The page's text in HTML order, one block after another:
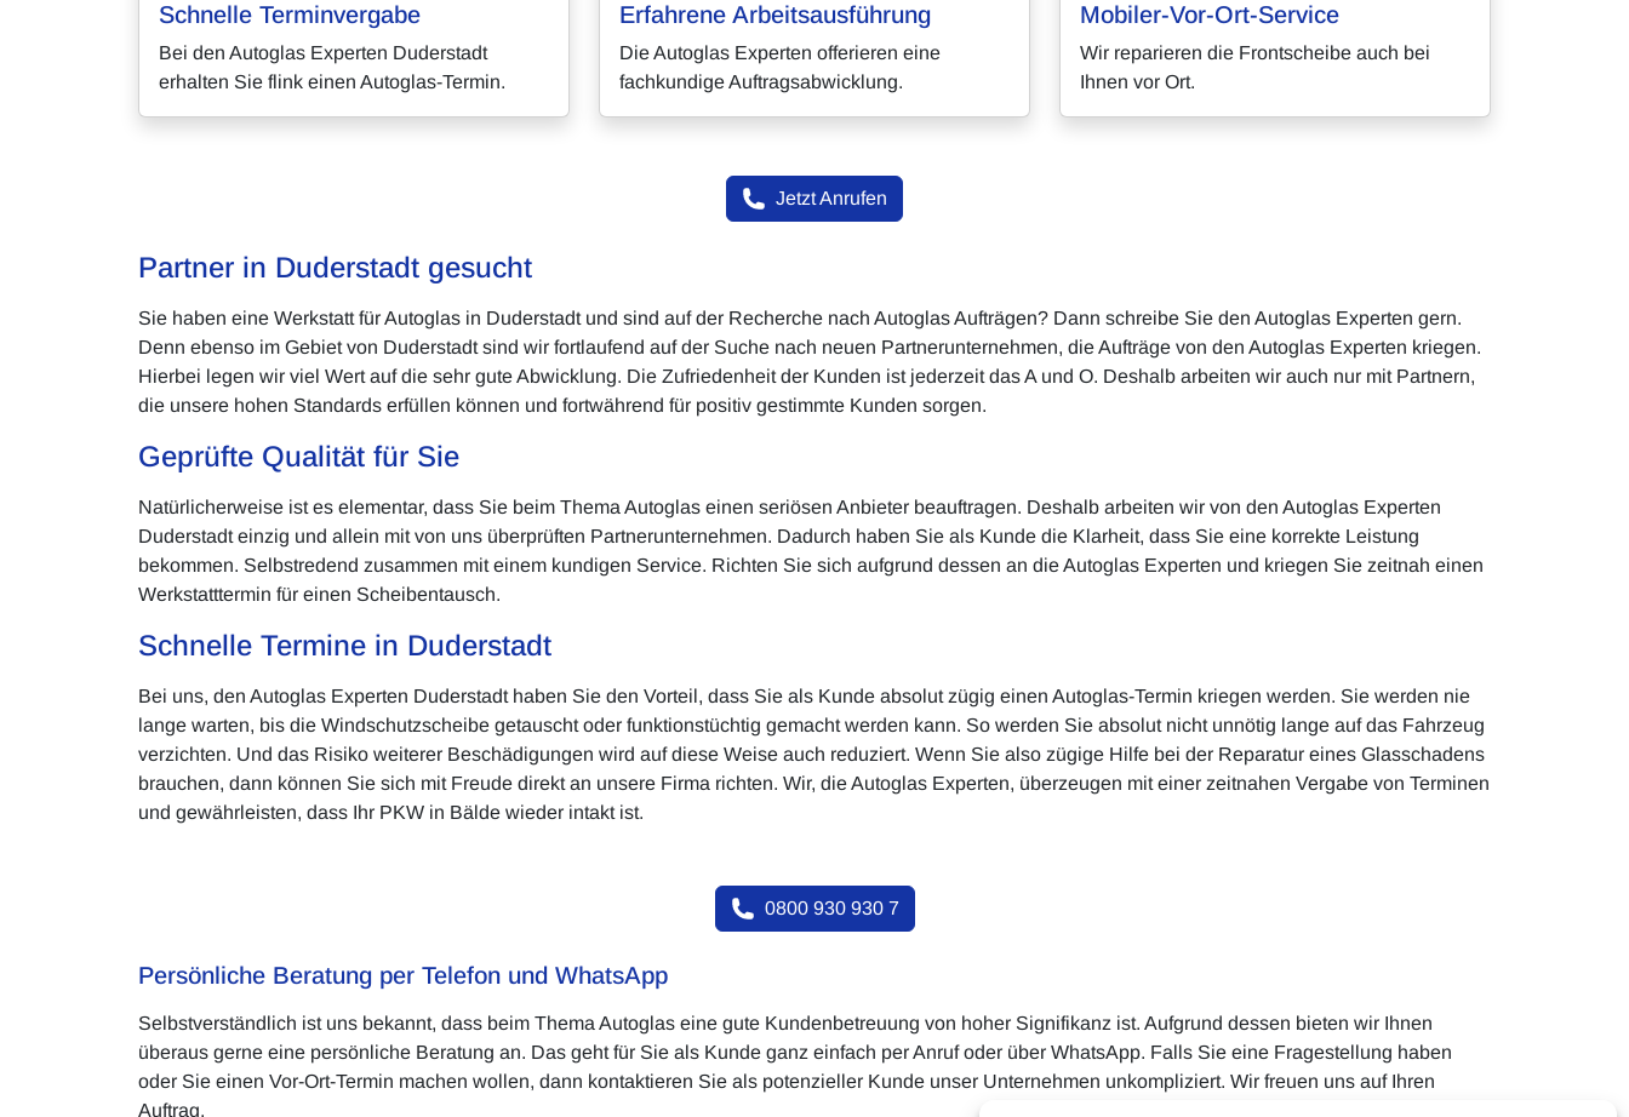
Schnelle Terminvergabe
Bei den Autoglas Experten Duderstadt
erhalten Sie flink einen Autoglas-Termin.
Erfahrene Arbeitsausführung
Die Autoglas Experten offerieren eine
fachkundige Auftragsabwicklung.
Mobiler-Vor-Ort-Service
Wir reparieren die Frontscheibe auch bei
Ihnen vor Ort.
Jetzt Anrufen
Partner in Duderstadt gesucht
Sie haben eine Werkstatt für Autoglas in Duderstadt und sind auf der Recherche nach Autoglas Aufträgen? Dann schreibe Sie den Autoglas Experten gern.
Denn ebenso im Gebiet von Duderstadt sind wir fortlaufend auf der Suche nach neuen Partnerunternehmen, die Aufträge von den Autoglas Experten kriegen.
Hierbei legen wir viel Wert auf die sehr gute Abwicklung. Die Zufriedenheit der Kunden ist jederzeit das A und O. Deshalb arbeiten wir auch nur mit Partnern,
die unsere hohen Standards erfüllen können und fortwährend für positiv gestimmte Kunden sorgen.
Geprüfte Qualität für Sie
Natürlicherweise ist es elementar, dass Sie beim Thema Autoglas einen seriösen Anbieter beauftragen. Deshalb arbeiten wir von den Autoglas Experten
Duderstadt einzig und allein mit von uns überprüften Partnerunternehmen. Dadurch haben Sie als Kunde die Klarheit, dass Sie eine korrekte Leistung
bekommen. Selbstredend zusammen mit einem kundigen Service. Richten Sie sich aufgrund dessen an die Autoglas Experten und kriegen Sie zeitnah einen
Werkstatttermin für einen Scheibentausch.
Schnelle Termine in Duderstadt
Bei uns, den Autoglas Experten Duderstadt haben Sie den Vorteil, dass Sie als Kunde absolut zügig einen Autoglas-Termin kriegen werden. Sie werden nie
lange warten, bis die Windschutzscheibe getauscht oder funktionstüchtig gemacht werden kann. So werden Sie absolut nicht unnötig lange auf das Fahrzeug
verzichten. Und das Risiko weiterer Beschädigungen wird auf diese Weise auch reduziert. Wenn Sie also zügige Hilfe bei der Reparatur eines Glasschadens
brauchen, dann können Sie sich mit Freude direkt an unsere Firma richten. Wir, die Autoglas Experten, überzeugen mit einer zeitnahen Vergabe von Terminen
und gewährleisten, dass Ihr PKW in Bälde wieder intakt ist.
0800 930 930 7
Persönliche Beratung per Telefon und WhatsApp
Selbstverständlich ist uns bekannt, dass beim Thema Autoglas eine gute Kundenbetreuung von hoher Signifikanz ist. Aufgrund dessen bieten wir Ihnen
überaus gerne eine persönliche Beratung an. Das geht für Sie als Kunde ganz einfach per Anruf oder über WhatsApp. Falls Sie eine Fragestellung haben
oder Sie einen Vor-Ort-Termin machen wollen, dann kontaktieren Sie als potenzieller Kunde unser Unternehmen unkompliziert. Wir freuen uns auf Ihren
Auftrag.